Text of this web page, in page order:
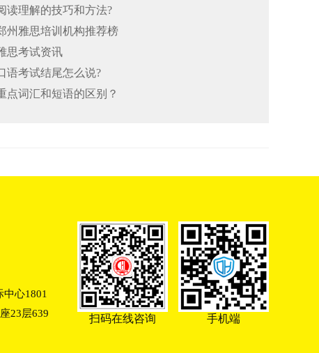
读理解的技巧和方法?
州雅思培训机构推荐榜
思考试资讯
语考试结尾怎么说?
点词汇和短语的区别？
心1801
23层639
扫码在线咨询 手机端